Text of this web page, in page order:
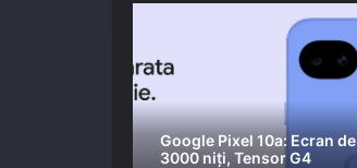
Google Pixel 10a: Ecran de
3000 niți, Tensor G4